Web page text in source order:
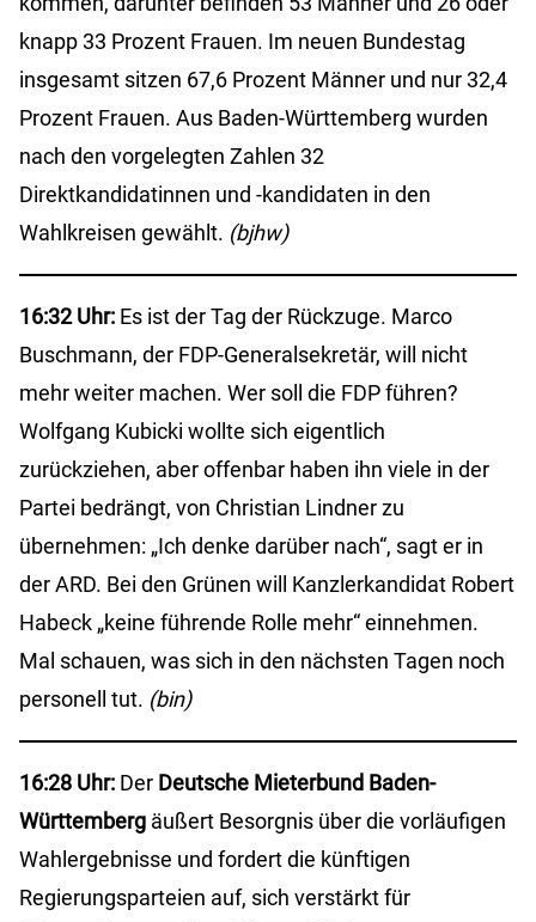
knapp 33 Prozent Frauen. Im neuen Bundestag
insgesamt sitzen 67,6 Prozent Männer und nur 32,4
Prozent Frauen. Aus Baden-Württemberg wurden
nach den vorgelegten Zahlen 32
Direktkandidatinnen und -kandidaten in den
Wahlkreisen gewählt. (bjhw)
16:32 Uhr: Es ist der Tag der Rückzuge. Marco
Buschmann, der FDP-Generalsekretär, will nicht
mehr weiter machen. Wer soll die FDP führen?
Wolfgang Kubicki wollte sich eigentlich
zurückziehen, aber offenbar haben ihn viele in der
Partei bedrängt, von Christian Lindner zu
übernehmen: „Ich denke darüber nach“, sagt er in
der ARD. Bei den Grünen will Kanzlerkandidat Robert
Habeck „keine führende Rolle mehr“ einnehmen.
Mal schauen, was sich in den nächsten Tagen noch
personell tut. (bin)
16:28 Uhr: Der Deutsche Mieterbund Baden-
Württemberg äußert Besorgnis über die vorläufigen
Wahlergebnisse und fordert die künftigen
Regierungsparteien auf, sich verstärkt für